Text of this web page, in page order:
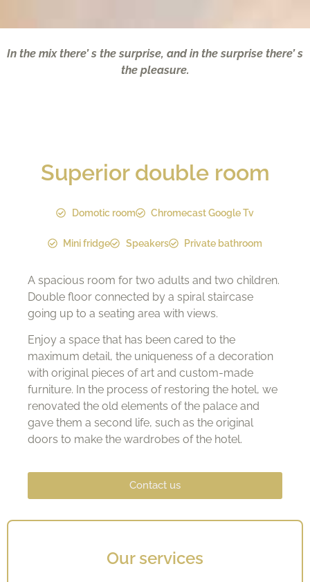
In the mix there’ s the surprise, and in the surprise there’ s
the pleasure.
Superior double room
Domotic room Chromecast Google Tv
Mini fridge Speakers Private bathroom
A spacious room for two adults and two children.
Double floor connected by a spiral staircase
going up to a seating area with views.
Enjoy a space that has been cared to the
maximum detail, the uniqueness of a decoration
with original pieces of art and custom-made
furniture. In the process of restoring the hotel, we
renovated the old elements of the palace and
gave them a second life, such as the original
doors to make the wardrobes of the hotel.
Contact us
Our services